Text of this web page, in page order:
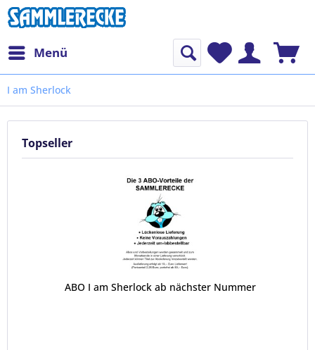
Menü
I am Sherlock
Topseller
ABO I am Sherlock ab nächster Nummer